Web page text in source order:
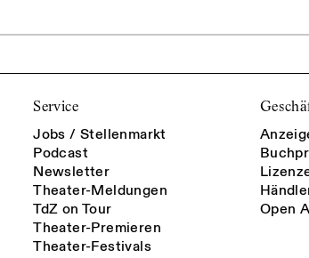
Service
Jobs / Stellenmarkt
Podcast
Newsletter
Theater-Meldungen
TdZ on Tour
Theater-Premieren
Theater-Festivals
Open